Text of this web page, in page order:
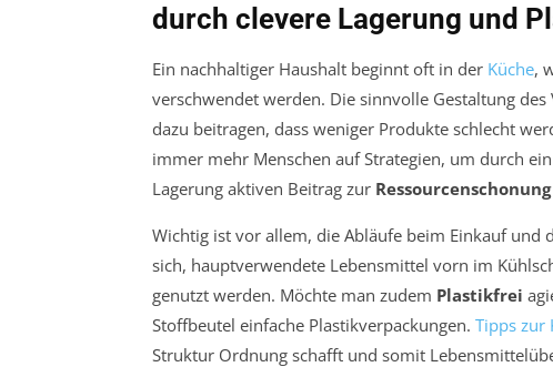
durch clevere Lagerung und
Ein nachhaltiger Haushalt beginnt oft in der Küche,
verschwendet werden. Die sinnvolle Gestaltung
dazu beitragen, dass weniger Produkte schlecht
immer mehr Menschen auf Strategien, um durch
Lagerung aktiven Beitrag zur Ressourcenschonung
Wichtig ist vor allem, die Abläufe beim Einkauf und
sich, hauptverwendete Lebensmittel vorn im
genutzt werden. Möchte man zudem Plastikfrei
Stoffbeutel einfache Plastikverpackungen. Tipps zur
Struktur Ordnung schafft und somit